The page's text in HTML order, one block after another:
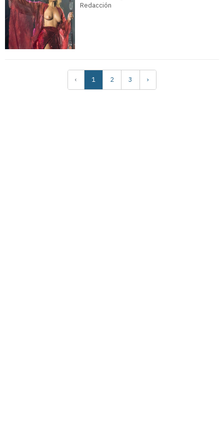
Redacción
‹ 1 2 3 ›